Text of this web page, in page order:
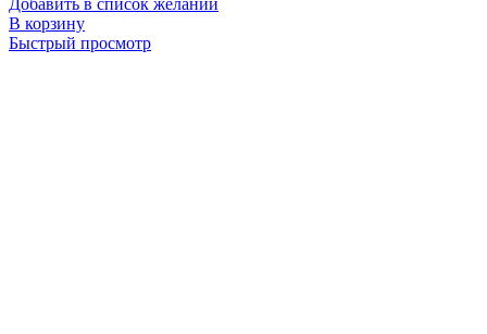
Добавить в список желаний
В корзину
Быстрый просмотр